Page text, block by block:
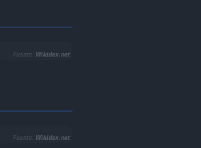
Fuente: Wikidex.net
Fuente: Wikidex.net